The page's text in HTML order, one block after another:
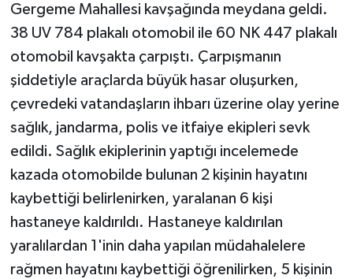
Gergeme Mahallesi kavşağında meydana geldi.
38 UV 784 plakalı otomobil ile 60 NK 447 plakalı
otomobil kavşakta çarpıştı. Çarpışmanın
şiddetiyle araçlarda büyük hasar oluşurken,
çevredeki vatandaşların ihbarı üzerine olay yerine
sağlık, jandarma, polis ve itfaiye ekipleri sevk
edildi. Sağlık ekiplerinin yaptığı incelemede
kazada otomobilde bulunan 2 kişinin hayatını
kaybettiği belirlenirken, yaralanan 6 kişi
hastaneye kaldırıldı. Hastaneye kaldırılan
yaralılardan 1'inin daha yapılan müdahalelere
rağmen hayatını kaybettiği öğrenilirken, 5 kişinin
İş Dünyası
Jandarma
Kadın
KÜLTÜR SANAT
Otomobil
POLİTİKA